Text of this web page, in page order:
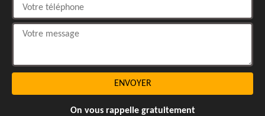
On vous rappelle gratuitement